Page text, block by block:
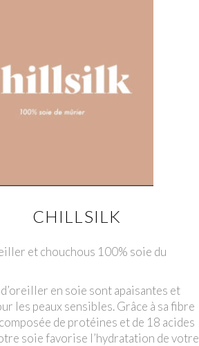
CHILLSILK
et chouchous 100% soie du
en soie sont apaisantes et
les peaux sensibles. Grâce à sa fibre
de protéines et de 18 acides
soie favorise l’hydratation de votre